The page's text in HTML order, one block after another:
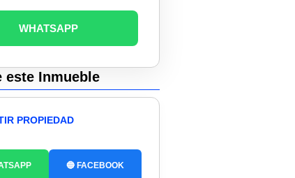
WHATSAPP
este Inmueble
PROPIEDAD
🔵 FACEBOOK